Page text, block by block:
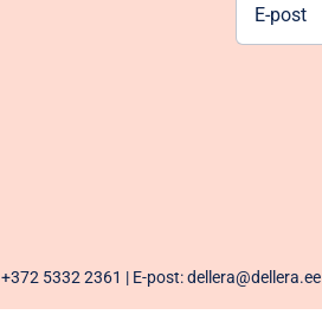
+372 5332 2361 | E-post: dellera@dellera.ee